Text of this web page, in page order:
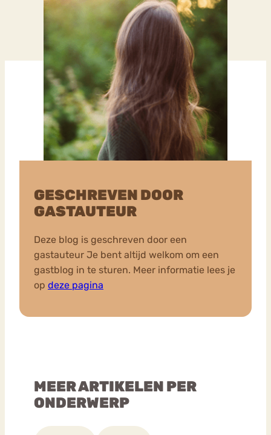
GESCHREVEN DOOR
GASTAUTEUR
Deze blog is geschreven door een
gastauteur Je bent altijd welkom om een
gastblog in te sturen. Meer informatie lees je
op deze pagina
MEER ARTIKELEN PER
ONDERWERP